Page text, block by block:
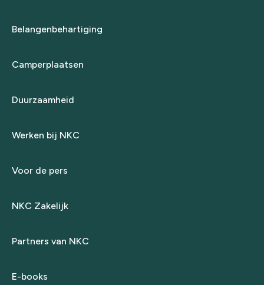
Belangenbehartiging
Camperplaatsen
Duurzaamheid
Werken bij NKC
Voor de pers
NKC Zakelijk
Partners van NKC
E-books